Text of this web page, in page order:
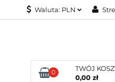
Waluta: PLN
Dodaj
0
TWÓJ
0,00 zł
KONTAKT